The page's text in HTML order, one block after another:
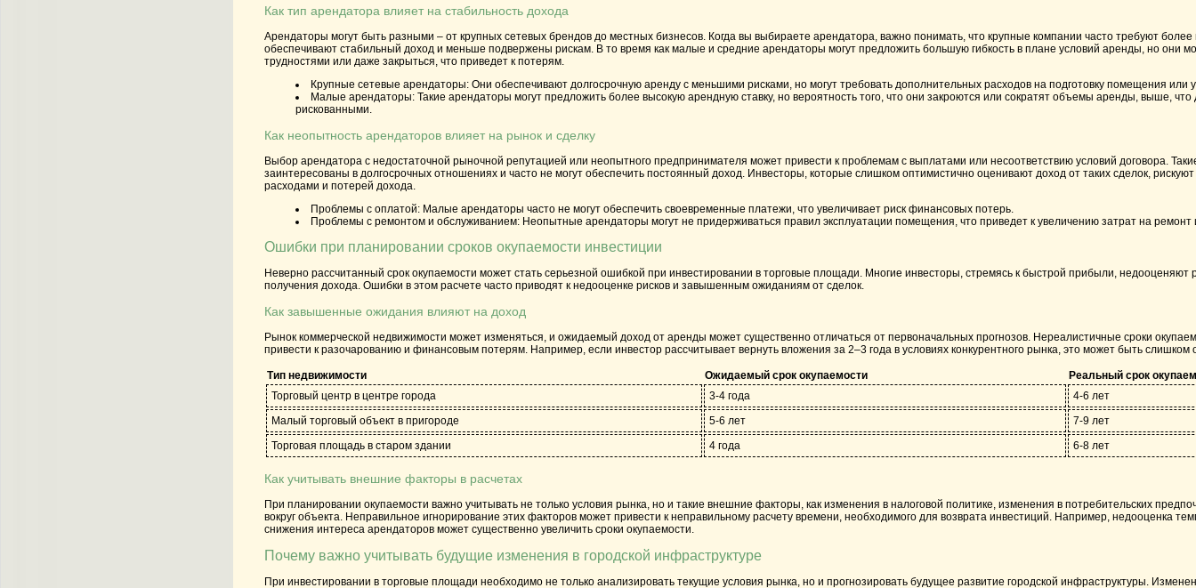
Как тип арендатора влияет на стабильность дохода
Арендаторы могут быть разными – от крупных сетевых брендов до местных бизнесов. Когда вы выбираете арендатора, важно понимать, что крупные компании часто требуют
обеспечивают стабильный доход и меньше подвержены рискам. В то время как малые и средние арендаторы могут предложить большую гибкость в плане условий аренды, но они
трудностями или даже закрыться, что приведет к потерям.
Крупные сетевые арендаторы: Они обеспечивают долгосрочную аренду с меньшими рисками, но могут требовать дополнительных расходов на подготовку помещения или
Малые арендаторы: Такие арендаторы могут предложить более высокую арендную ставку, но вероятность того, что они закроются или сократят объемы аренды, выше, что
рискованными.
Как неопытность арендаторов влияет на рынок и сделку
Выбор арендатора с недостаточной рыночной репутацией или неопытного предпринимателя может привести к проблемам с выплатами или несоответствию условий договора.
заинтересованы в долгосрочных отношениях и часто не могут обеспечить постоянный доход. Инвесторы, которые слишком оптимистично оценивают доход от таких сделок,
расходами и потерей дохода.
Проблемы с оплатой: Малые арендаторы часто не могут обеспечить своевременные платежи, что увеличивает риск финансовых потерь.
Проблемы с ремонтом и обслуживанием: Неопытные арендаторы могут не придерживаться правил эксплуатации помещения, что приведет к увеличению затрат на ремонт
Ошибки при планировании сроков окупаемости инвестиции
Неверно рассчитанный срок окупаемости может стать серьезной ошибкой при инвестировании в торговые площади. Многие инвесторы, стремясь к быстрой прибыли,
получения дохода. Ошибки в этом расчете часто приводят к недооценке рисков и завышенным ожиданиям от сделок.
Как завышенные ожидания влияют на доход
Рынок коммерческой недвижимости может изменяться, и ожидаемый доход от аренды может существенно отличаться от первоначальных прогнозов. Нереалистичные сроки
привести к разочарованию и финансовым потерям. Например, если инвестор рассчитывает вернуть вложения за 2–3 года в условиях конкурентного рынка, это может быть слишком
Тип недвижимости Ожидаемый срок окупаемости
Реальный срок
Торговый центр в центре города
3-4 года
4-6 лет
Малый торговый объект в пригороде
5-6 лет
7-9 лет
Торговая площадь в старом здании
4 года 6-8 лет
Как учитывать внешние факторы в расчетах
При планировании окупаемости важно учитывать не только условия рынка, но и такие внешние факторы, как изменения в налоговой политике, изменения в потребительских
вокруг объекта. Неправильное игнорирование этих факторов может привести к неправильному расчету времени, необходимого для возврата инвестиций. Например, недооценка
снижения интереса арендаторов может существенно увеличить сроки окупаемости.
Почему важно учитывать будущие изменения в городской инфраструктуре
При инвестировании в торговые площади необходимо не только анализировать текущие условия рынка, но и прогнозировать будущее развитие городской инфраструктуры.